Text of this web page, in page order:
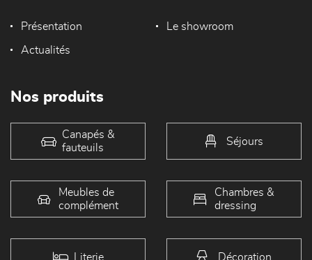
Présentation Le showroom
Actualités
Nos produits
Canapés &
fauteuils
Séjours
Meubles de
complément
Chambres &
dressing
Literie Décoration